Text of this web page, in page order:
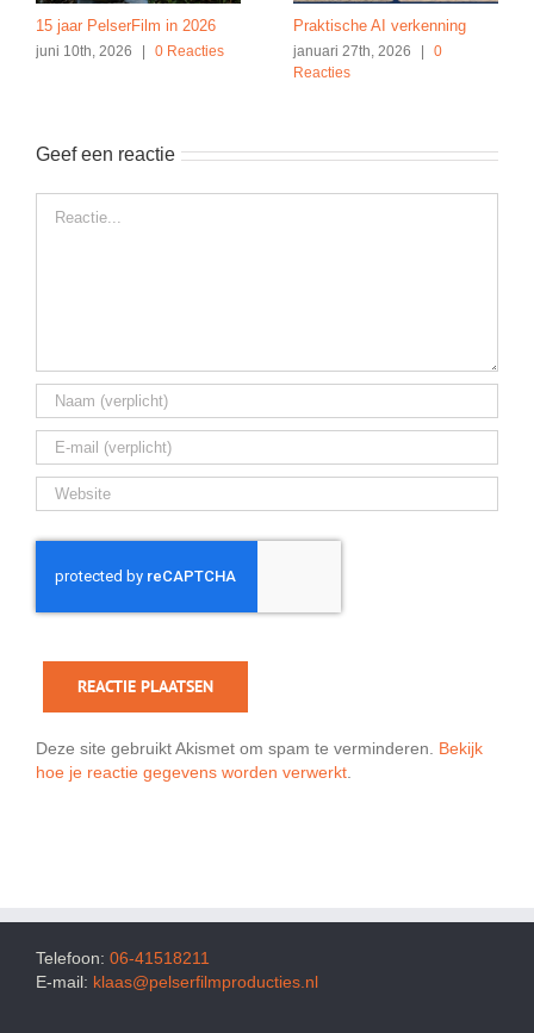
15 jaar PelserFilm in 2026
juni 10th, 2026 0 Reacties
Praktische AI verkenning
januari 27th, 2026
0
Reacties
Geef een reactie
Deze site gebruikt Akismet om spam te verminderen. Bekijk
hoe je reactie gegevens worden verwerkt
Telefoon: 06-41518211
E-mail: klaas@pelserfilmproducties.nl